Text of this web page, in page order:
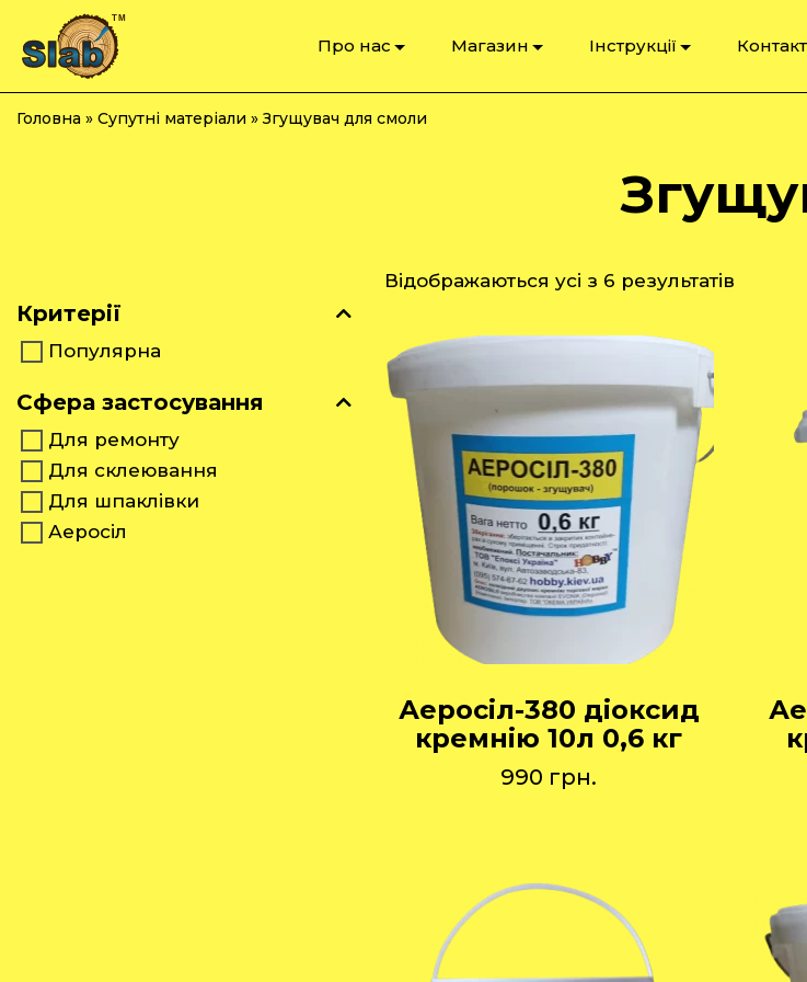
Про нас Магазин Інструкції
Головна » Супутні матеріали »Згущувач для смоли
Критерії
Популярна
Сфера застосування
Для ремонту
Для склеювання
Для шпаклівки
Аеросіл
Відображаються усі з 6 результатів
Аеросіл-380 діоксид
кремнію 10л 0,6 кг
990 грн.